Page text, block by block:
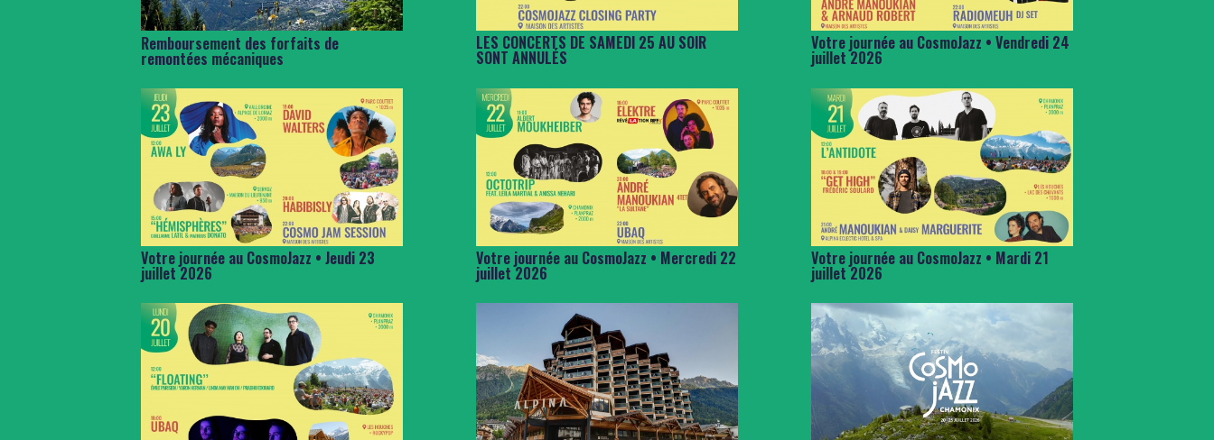
Remboursement des forfaits de
remontées mécaniques
LES CONCERTS DE SAMEDI 25 AU SOIR
SONT ANNULÉS
Votre journée au CosmoJazz • Vendredi 24
juillet 2026
Votre journée au CosmoJazz • Jeudi 23
juillet 2026
Votre journée au CosmoJazz • Mercredi 22
juillet 2026
Votre journée au CosmoJazz • Mardi 21
juillet 2026